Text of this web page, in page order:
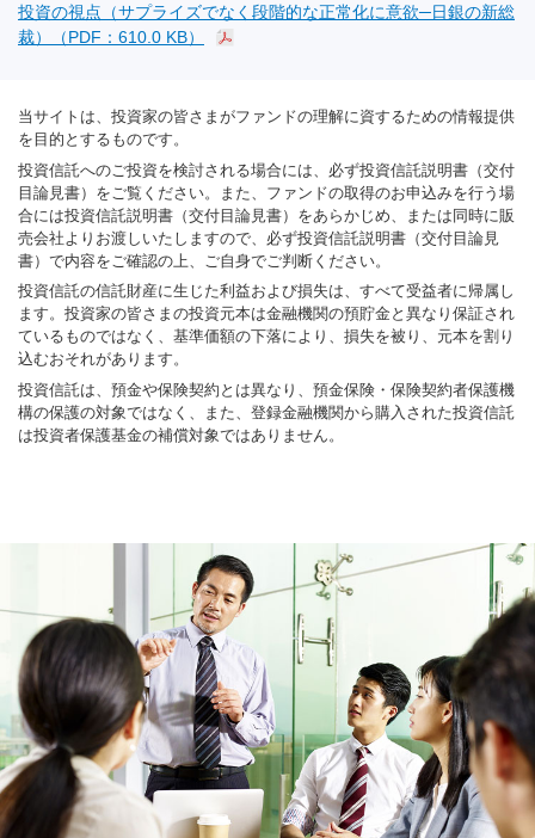
投資の視点（サプライズでなく段階的な正常化に意欲─日銀の新総
裁）（PDF：610.0 KB）
当サイトは、投資家の皆さまがファンドの理解に資するための情報提供
を目的とするものです。
投資信託へのご投資を検討される場合には、必ず投資信託説明書（交付
目論見書）をご覧ください。また、ファンドの取得のお申込みを行う場
合には投資信託説明書（交付目論見書）をあらかじめ、または同時に販
売会社よりお渡しいたしますので、必ず投資信託説明書（交付目論見
書）で内容をご確認の上、ご自身でご判断ください。
投資信託の信託財産に生じた利益および損失は、すべて受益者に帰属し
ます。投資家の皆さまの投資元本は金融機関の預貯金と異なり保証され
ているものではなく、基準価額の下落により、損失を被り、元本を割り
込むおそれがあります。
投資信託は、預金や保険契約とは異なり、預金保険・保険契約者保護機
構の保護の対象ではなく、また、登録金融機関から購入された投資信託
は投資者保護基金の補償対象ではありません。